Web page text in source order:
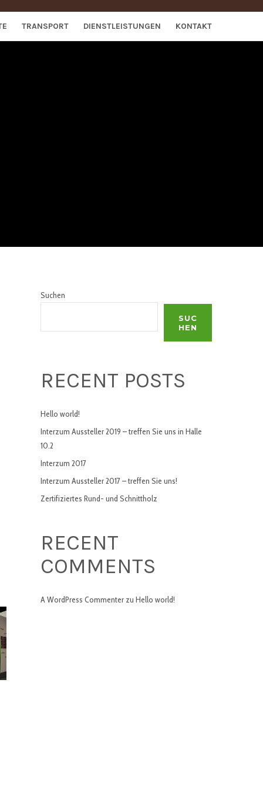
TRANSPORT DIENSTLEISTUNGEN KONTAKT
Suchen
SUC
HEN
RECENT POSTS
Hello world!
Interzum Aussteller 2019 – treffen Sie uns in Halle
10.2
Interzum 2017
Interzum Aussteller 2017 – treffen Sie uns!
Zertifiziertes Rund- und Schnittholz
RECENT
COMMENTS
A WordPress Commenterzu Hello world!